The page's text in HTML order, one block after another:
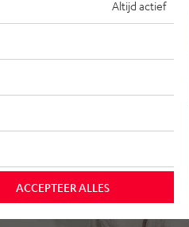
Koptelefoons
Teufel sound to go
Altijd actief
ACCEPTEER ALLES